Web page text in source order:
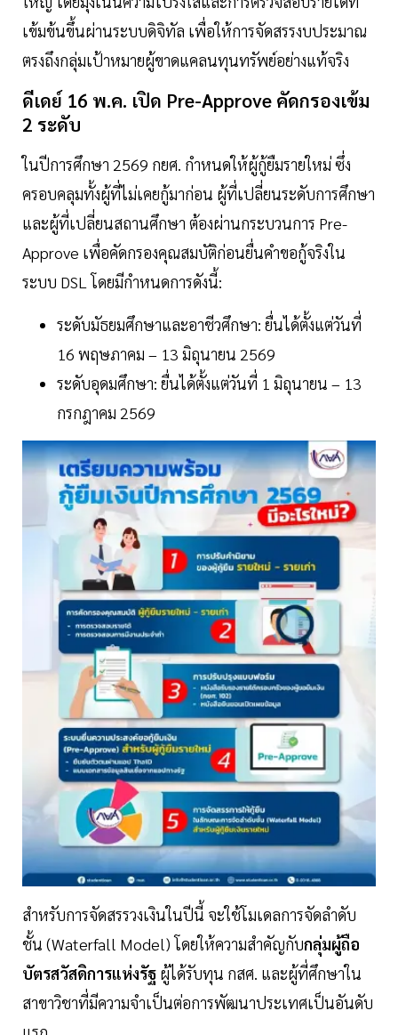
เข้มข้นขึ้นผ่านระบบดิจิทัล เพื่อให้การจัดสรรงบประมาณ
ตรงถึงกลุ่มเป้าหมายผู้ขาดแคลนทุนทรัพย์อย่างแท้จริง
ดีเดย์ 16 พ.ค. เปิด Pre-Approve คัดกรองเข้ม
2 ระดับ
ในปีการศึกษา 2569 กยศ. กำหนดให้ผู้กู้ยืมรายใหม่ ซึ่ง
ครอบคลุมทั้งผู้ที่ไม่เคยกู้มาก่อน ผู้ที่เปลี่ยนระดับการศึกษา
และผู้ที่เปลี่ยนสถานศึกษา ต้องผ่านกระบวนการ Pre-
Approve เพื่อคัดกรองคุณสมบัติก่อนยื่นคำขอกู้จริงใน
ระบบ DSL โดยมีกำหนดการดังนี้:
ระดับมัธยมศึกษาและอาชีวศึกษา: ยื่นได้ตั้งแต่วันที่
16 พฤษภาคม – 13 มิถุนายน 2569
ระดับอุดมศึกษา: ยื่นได้ตั้งแต่วันที่ 1 มิถุนายน – 13
กรกฎาคม 2569
สำหรับการจัดสรรวงเงินในปีนี้ จะใช้โมเดลการจัดลำดับ
ชั้น (Waterfall Model) โดยให้ความสำคัญกับกลุ่มผู้ถือ
บัตรสวัสดิการแห่งรัฐ ผู้ได้รับทุน กสศ. และผู้ที่ศึกษาใน
สาขาวิชาที่มีความจำเป็นต่อการพัฒนาประเทศเป็นอันดับ